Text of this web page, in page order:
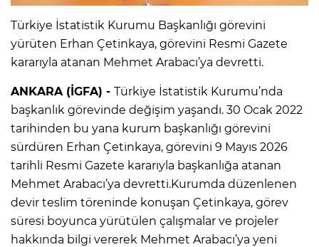
Türkiye İstatistik Kurumu Başkanlığı görevini
yürüten Erhan Çetinkaya, görevini Resmi Gazete
kararıyla atanan Mehmet Arabacı’ya devretti.
ANKARA (İGFA) - Türkiye İstatistik Kurumu’nda
başkanlık görevinde değişim yaşandı. 30 Ocak 2022
tarihinden bu yana kurum başkanlığı görevini
sürdüren Erhan Çetinkaya, görevini 9 Mayıs 2026
tarihli Resmi Gazete kararıyla başkanlığa atanan
Mehmet Arabacı’ya devretti.Kurumda düzenlenen
devir teslim töreninde konuşan Çetinkaya, görev
süresi boyunca yürütülen çalışmalar ve projeler
hakkında bilgi vererek Mehmet Arabacı’ya yeni